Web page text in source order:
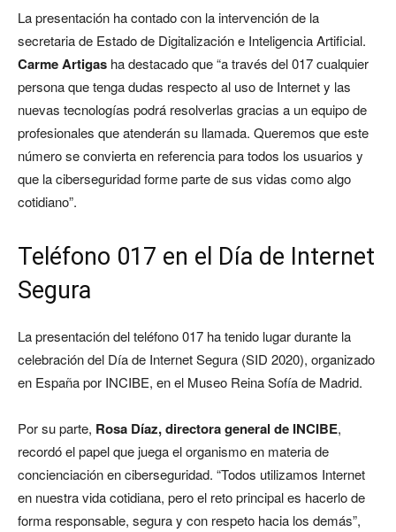
La presentación ha contado con la intervención de la
secretaria de Estado de Digitalización e Inteligencia Artificial.
Carme Artigas ha destacado que “a través del 017 cualquier
persona que tenga dudas respecto al uso de Internet y las
nuevas tecnologías podrá resolverlas gracias a un equipo de
profesionales que atenderán su llamada. Queremos que este
número se convierta en referencia para todos los usuarios y
que la ciberseguridad forme parte de sus vidas como algo
cotidiano”.
Teléfono 017 en el Día de Internet
Segura
La presentación del teléfono 017 ha tenido lugar durante la
celebración del Día de Internet Segura (SID 2020), organizado
en España por INCIBE, en el Museo Reina Sofía de Madrid.
Por su parte, Rosa Díaz, directora general de INCIBE,
recordó el papel que juega el organismo en materia de
concienciación en ciberseguridad. “Todos utilizamos Internet
en nuestra vida cotidiana, pero el reto principal es hacerlo de
forma responsable, segura y con respeto hacia los demás”,